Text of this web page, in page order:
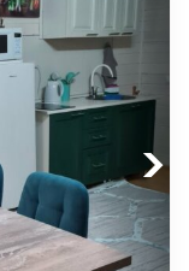
Next